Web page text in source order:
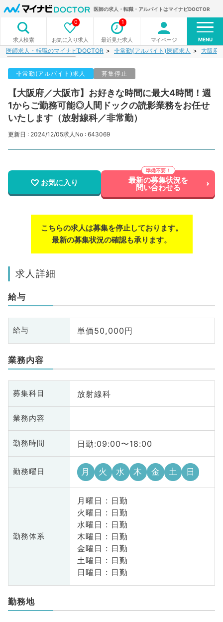
医師の求人・転職・アルバイトはマイナビDOCTOR
求人検索 お気に入り求人
0
最近見た求人
1
マイページ MENU
医師求人・転職のマイナビDOCTOR 非常勤(アルバイト)医師求人 大阪府
非常勤(アルバイト)求人 募集停止
【大阪府／大阪市】お好きな時間に最大4時間！週
1からご勤務可能◎人間ドックの読影業務をお任せ
いたします（放射線科／非常勤）
更新日 : 2024/12/05求人No : 643069
お気に入り 最新の募集状況を
問い合わせる
こちらの求人は募集を停止しております。
最新の募集状況の確認も承ります。
求人詳細
給与
給与 単価50,000円
業務内容
募集科目 放射線科
業務内容
勤務時間 日勤:09:00〜18:00
勤務曜日 月 火 水 木 金 土 日
勤務体系
月曜日 : 日勤
火曜日 : 日勤
水曜日 : 日勤
木曜日 : 日勤
金曜日 : 日勤
土曜日 : 日勤
日曜日 : 日勤
勤務地